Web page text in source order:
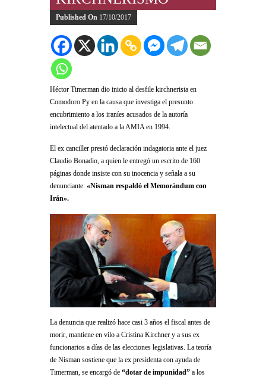
Published On 17/10/2017
Héctor Timerman dio inicio al desfile kirchnerista en
Comodoro Py en la causa que investiga el presunto
encubrimiento a los iraníes acusados de la autoría
intelectual del atentado a la AMIA en 1994.
El ex canciller prestó declaración indagatoria ante el juez
Claudio Bonadio, a quien le entregó un escrito de 160
páginas donde insiste con su inocencia y señala a su
denunciante: «Nisman respaldó el Memorándum con
Irán».
La denuncia que realizó hace casi 3 años el fiscal antes de
morir, mantiene en vilo a Cristina Kirchner y a sus ex
funcionarios a días de las elecciones legislativas. La teoría
de Nisman sostiene que la ex presidenta con ayuda de
Timerman, se encargó de “dotar de impunidad” a los